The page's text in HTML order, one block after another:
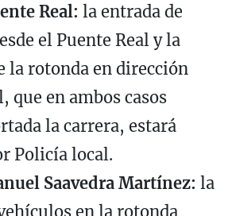
Real: la entrada de
el Puente Real y la
la rotonda en dirección
que en ambos casos
la carrera, estará
Policía local.
Saavedra Martínez: la
en la rotonda